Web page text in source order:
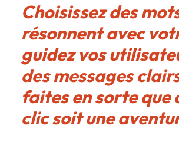
Choisissez des
résonnent avec
guidez vos
des messages
faites en sorte que
clic soit une